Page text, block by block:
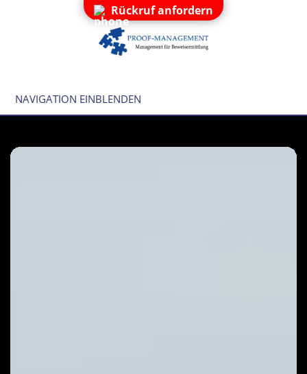
NAVIGATION EINBLENDEN
Rückruf anfordern